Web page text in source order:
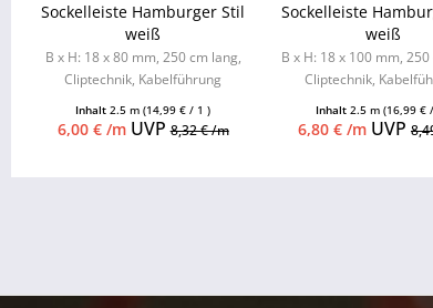
Sockelleiste Hamburger Stil
weiß
B x H: 18 x 80 mm, 250 cm lang,
Cliptechnik, Kabelführung
Zubehör...
Inhalt2.5 m(14,99 € / 1 )
6,00 € /mUVP8,32 € /m
Sockelleiste
weiß
B x H: 18 x 100 mm,
Cliptechnik,
Zubehör...
Inhalt2.5 m(16,99 €
6,80 € /mUVP